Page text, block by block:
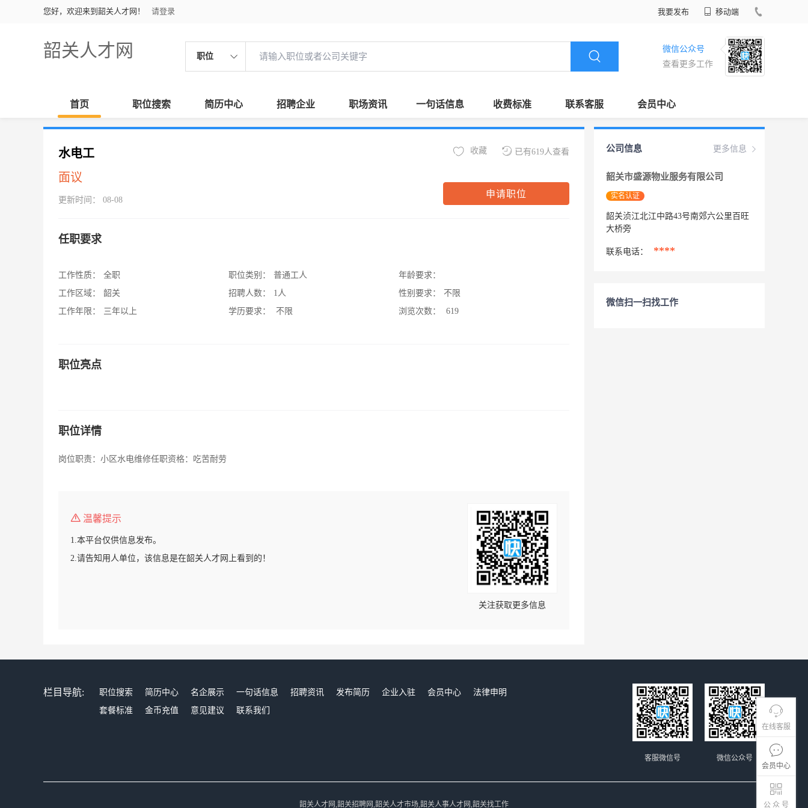
您好，欢迎来到韶关人才网！ 请登录 我要发布 移动端
韶关人才网 职位
微信公众号
查看更多工作
首页 职位搜索 简历中心 招聘企业 职场资讯 一句话信息 收费标准 联系客服 会员中心
在线客服
会员中心
公 众 号
水电工
面议
更新时间： 08-08
已有619人查看
收藏
申请职位
任职要求
工作性质：
全职
工作区域：
韶关
工作年限：
三年以上
职位类别：
普通工人
招聘人数：
1人
学历要求：
不限
年龄要求：
性别要求：
不限
浏览次数：
619
职位亮点
职位详情
岗位职责：小区水电维修任职资格：吃苦耐劳
温馨提示
1.本平台仅供信息发布。
2.请告知用人单位，该信息是在韶关人才网上看到的！
关注获取更多信息
更多信息
公司信息
韶关市盛源物业服务有限公司
实名认证
韶关浈江北江中路43号南郊六公里百旺
大桥旁
联系电话： ****
微信扫一扫找工作
栏目导航: 职位搜索 简历中心 名企展示 一句话信息 招聘资讯 发布简历 企业入驻 会员中心
法律申明
套餐标准
金币充值 意见建议 联系我们
微信公众号
客服微信号
韶关人才网,韶关招聘网,韶关人才市场,韶关人事人才网,韶关找工作